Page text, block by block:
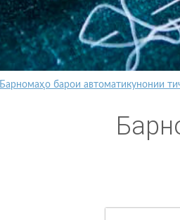
Барномаҳо барои автоматикунонии